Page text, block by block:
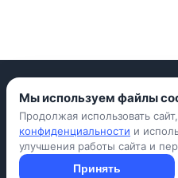
© Avada
Мы используем файлы
Продолжая использовать
конфиденциальности и
улучшения работы сайта и
Принять